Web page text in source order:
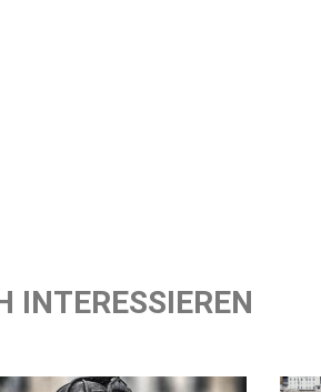
INTERESSIEREN